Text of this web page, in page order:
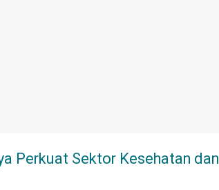
Perkuat Sektor Kesehatan dan